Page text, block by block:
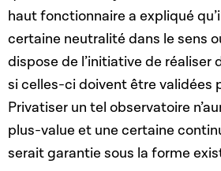
haut fonctionnaire a expliqué
certaine neutralité dans le sens
dispose de l’initiative de réaliser
si celles-ci doivent être validées
Privatiser un tel observatoire
plus-value et une certaine
serait garantie sous la forme